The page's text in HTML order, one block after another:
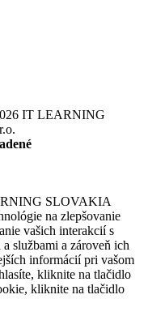
IT LEARNING
SLOVAKIA
na zlepšovanie
vašich interakcií s
službami a zároveň ich
informácií pri vašom
kliknite na tlačidlo
kliknite na tlačidlo